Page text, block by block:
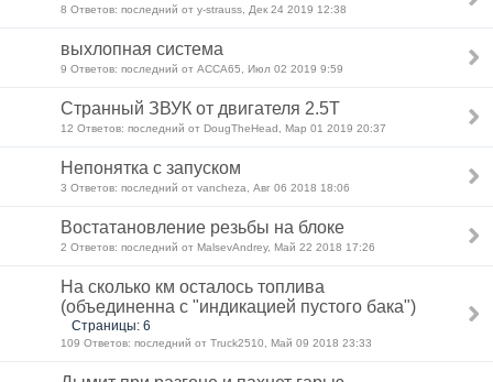
8 Ответов: последний от y-strauss, Дек 24 2019 12:38
выхлопная система
9 Ответов: последний от ACCA65, Июл 02 2019 9:59
Странный ЗВУК от двигателя 2.5Т
12 Ответов: последний от DougTheHead, Мар 01 2019 20:37
Непонятка с запуском
3 Ответов: последний от vancheza, Авг 06 2018 18:06
Востатановление резьбы на блоке
2 Ответов: последний от MalsevAndrey, Май 22 2018 17:26
На сколько км осталось топлива
(объединенна с "индикацией пустого бака")
Страницы: 6
109 Ответов: последний от Truck2510, Май 09 2018 23:33